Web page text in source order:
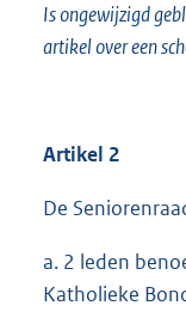
Is ongewijzigd
artikel over een
Artikel 2
De
a. 2 leden
Katholieke